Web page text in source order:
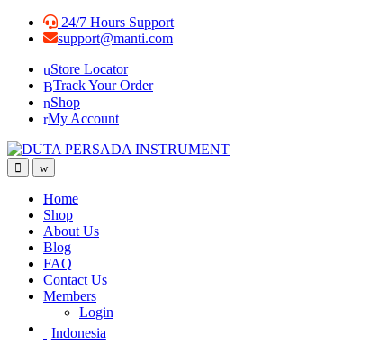
Skip
Skip
24/7 Hours Support
support@manti.com
Store Locator
Track Your Order
Shop
My Account
Home
Shop
About Us
Blog
FAQ
Contact Us
Members
Login
Indonesia